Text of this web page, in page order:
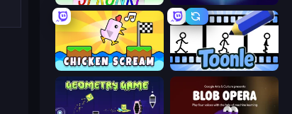
Chicken Scream Toonle